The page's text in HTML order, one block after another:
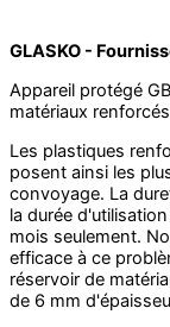
GLASKO -
Appareil protégé
matériaux
Les plastiques
posent ainsi les
convoyage. La
la durée
mois seulement.
efficace à ce
réservoir de
de 6 mm